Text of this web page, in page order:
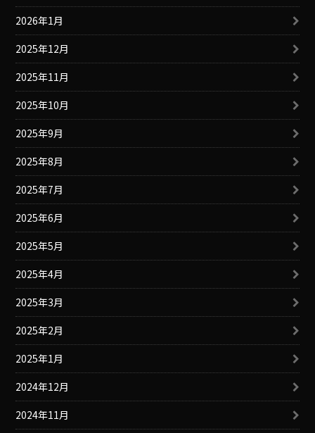
2026年1月
2025年12月
2025年11月
2025年10月
2025年9月
2025年8月
2025年7月
2025年6月
2025年5月
2025年4月
2025年3月
2025年2月
2025年1月
2024年12月
2024年11月